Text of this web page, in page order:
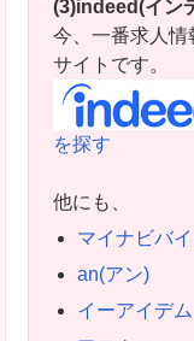
(3)indeed(イン
今、一番求人情
サイトです。
を探す
他にも、
マイナビバイ
an(アン)
イーアイデム